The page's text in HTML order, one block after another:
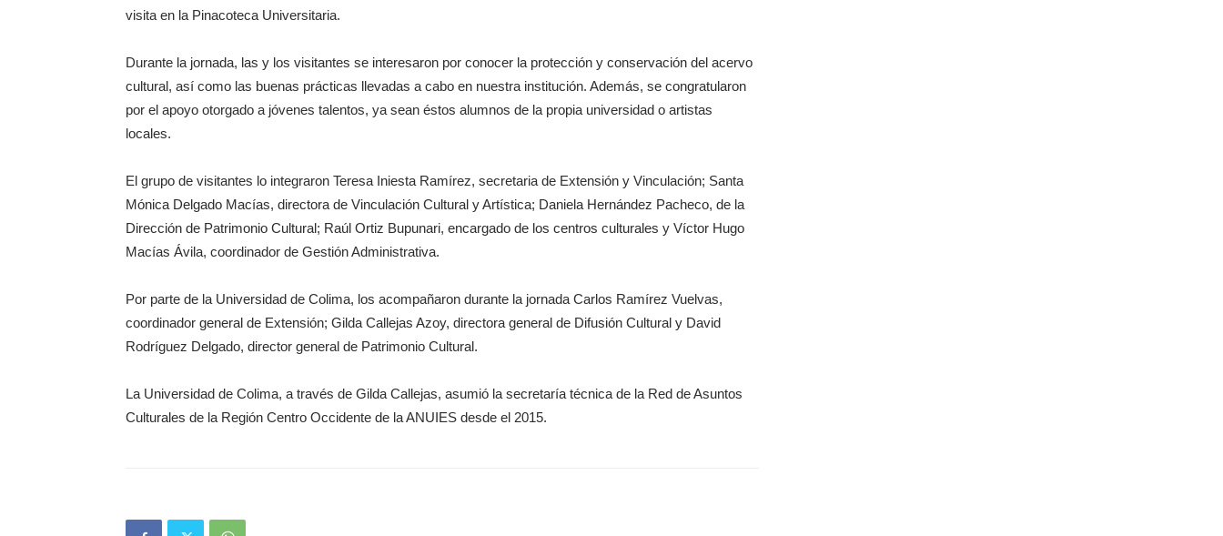
visita en la Pinacoteca Universitaria.
Durante la jornada, las y los visitantes se interesaron por conocer la protección y conservación del acervo
cultural, así como las buenas prácticas llevadas a cabo en nuestra institución. Además, se congratularon
por el apoyo otorgado a jóvenes talentos, ya sean éstos alumnos de la propia universidad o artistas
locales.
El grupo de visitantes lo integraron Teresa Iniesta Ramírez, secretaria de Extensión y Vinculación; Santa
Mónica Delgado Macías, directora de Vinculación Cultural y Artística; Daniela Hernández Pacheco, de la
Dirección de Patrimonio Cultural; Raúl Ortiz Bupunari, encargado de los centros culturales y Víctor Hugo
Macías Ávila, coordinador de Gestión Administrativa.
Por parte de la Universidad de Colima, los acompañaron durante la jornada Carlos Ramírez Vuelvas,
coordinador general de Extensión; Gilda Callejas Azoy, directora general de Difusión Cultural y David
Rodríguez Delgado, director general de Patrimonio Cultural.
La Universidad de Colima, a través de Gilda Callejas, asumió la secretaría técnica de la Red de Asuntos
Culturales de la Región Centro Occidente de la ANUIES desde el 2015.